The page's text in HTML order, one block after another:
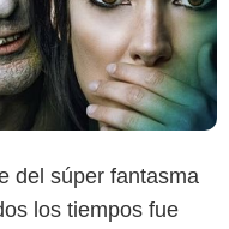
del súper fantasma
los tiempos fue